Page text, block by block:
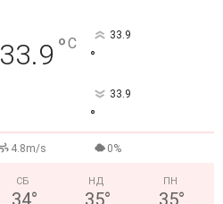
33.9 °C 33.9
°
33.9
°
4.8m/s 0%
СБ
34°
НД
35°
ПН
35°